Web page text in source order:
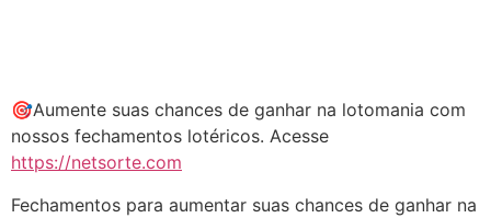
🎯Aumente suas chances de ganhar na lotomania com
nossos fechamentos lotéricos. Acesse
https://netsorte.com
Fechamentos para aumentar suas chances de ganhar na